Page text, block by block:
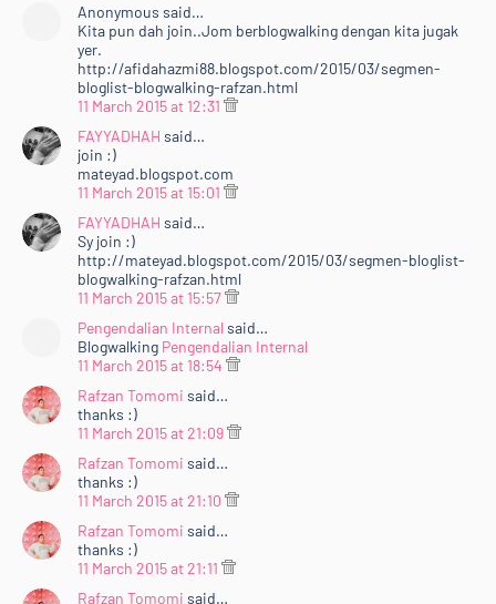
Anonymous said…
Kita pun dah join..Jom berblogwalking dengan kita jugak
yer.
http://afidahazmi88.blogspot.com/2015/03/segmen-
bloglist-blogwalking-rafzan.html
11 March 2015 at 12:31
FAYYADHAH said…
join :)
mateyad.blogspot.com
11 March 2015 at 15:01
FAYYADHAH said…
Sy join :)
http://mateyad.blogspot.com/2015/03/segmen-bloglist-
blogwalking-rafzan.html
11 March 2015 at 15:57
Pengendalian Internal said…
Blogwalking Pengendalian Internal
11 March 2015 at 18:54
Rafzan Tomomi said…
thanks :)
11 March 2015 at 21:09
Rafzan Tomomi said…
thanks :)
11 March 2015 at 21:10
Rafzan Tomomi said…
thanks :)
11 March 2015 at 21:11
Rafzan Tomomi said…